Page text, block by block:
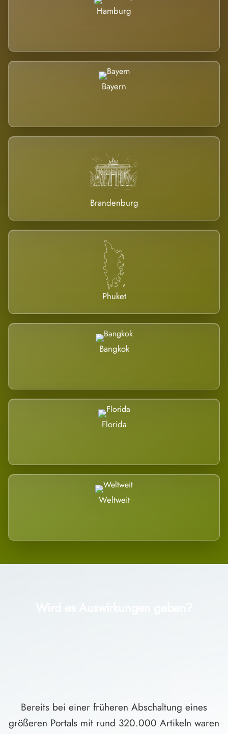
Hamburg
Bayern
Brandenburg
Phuket
Bangkok
Florida
Weltweit
Bereits bei einer früheren Abschaltung eines
größeren Portals mit rund 320.000 Artikeln waren